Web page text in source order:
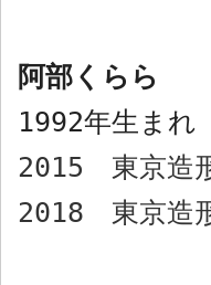
阿部くらら
1992年生まれ
2015 東京造
2018 東京造